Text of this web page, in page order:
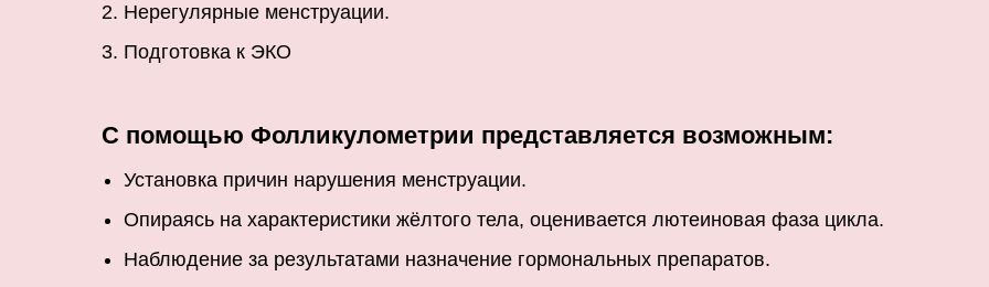
2. Нерегулярные менструации.
3. Подготовка к ЭКО
С помощью Фолликулометрии представляется возможным:
Установка причин нарушения менструации.
Опираясь на характеристики жёлтого тела, оценивается лютеиновая фаза цикла.
Наблюдение за результатами назначение гормональных препаратов.